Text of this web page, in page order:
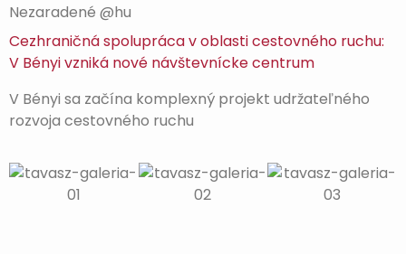
Nezaradené @hu
Cezhraničná spolupráca v oblasti cestovného ruchu:
V Bényi vzniká nové návštevnícke centrum
V Bényi sa začína komplexný projekt udržateľného
rozvoja cestovného ruchu